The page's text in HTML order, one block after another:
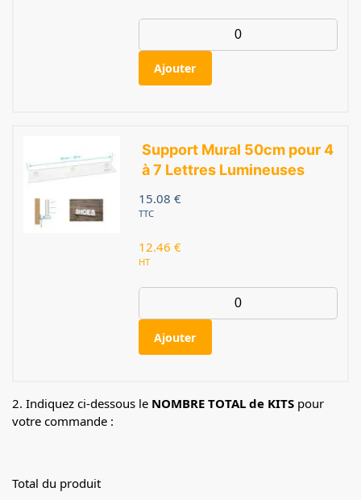
Ajouter
Support Mural 50cm pour 4
à 7 Lettres Lumineuses
15.08 €
TTC
12.46 €
HT
Ajouter
2. Indiquez ci-dessous le NOMBRE TOTAL de KITS pour
votre commande :
Total du produit